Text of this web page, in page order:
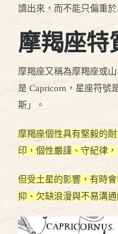
讀出來，而不能只偏重於
摩羯座特
摩羯座又稱為摩羯座或
是 Capricorn，星座符號
斯」。
摩羯座個性具有堅毅的
印，個性嚴謹、守紀律，
但受土星的影響，有時
抑、欠缺浪漫與不易溝通